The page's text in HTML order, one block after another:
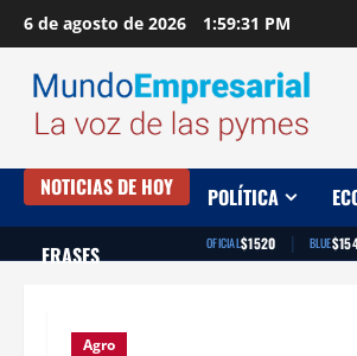
Saltar
al
contenido
6 de agosto de 2026 1:59:32 PM
NOTICIAS DE HOY POLÍTICA
FRASES OFICIAL$1520 | BLUE
Agro